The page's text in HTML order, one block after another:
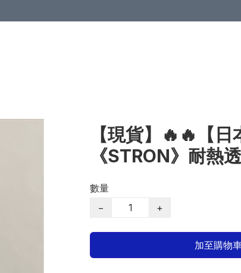
【現貨】🔥🔥【日
《STRON》耐熱
數量
−
+
加至購物